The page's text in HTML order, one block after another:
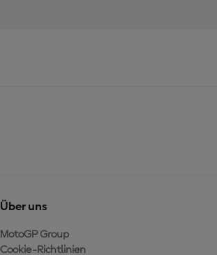
Über uns
MotoGP Group
Cookie-Richtlinien